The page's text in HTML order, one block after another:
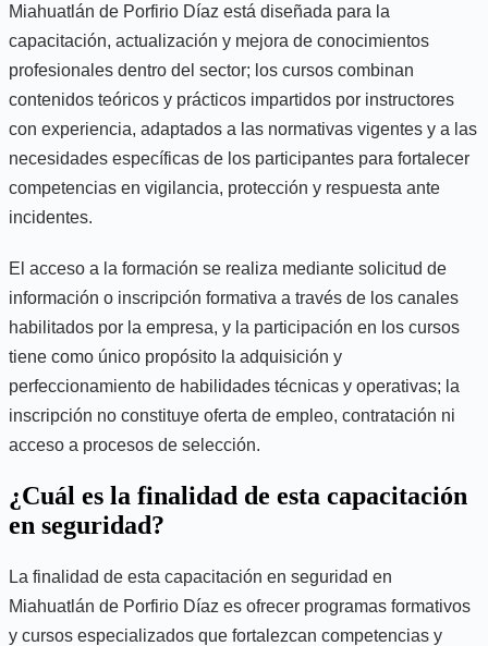
Miahuatlán de Porfirio Díaz está diseñada para la
capacitación, actualización y mejora de conocimientos
profesionales dentro del sector; los cursos combinan
contenidos teóricos y prácticos impartidos por instructores
con experiencia, adaptados a las normativas vigentes y a las
necesidades específicas de los participantes para fortalecer
competencias en vigilancia, protección y respuesta ante
incidentes.
El acceso a la formación se realiza mediante solicitud de
información o inscripción formativa a través de los canales
habilitados por la empresa, y la participación en los cursos
tiene como único propósito la adquisición y
perfeccionamiento de habilidades técnicas y operativas; la
inscripción no constituye oferta de empleo, contratación ni
acceso a procesos de selección.
¿Cuál es la finalidad de esta capacitación
en seguridad?
La finalidad de esta capacitación en seguridad en
Miahuatlán de Porfirio Díaz es ofrecer programas formativos
y cursos especializados que fortalezcan competencias y